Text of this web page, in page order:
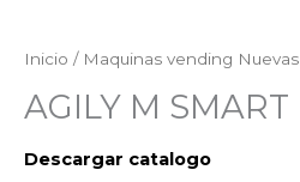
Inicio / Maquinas vending Nuevas
AGILY M SMART
Descargar catalogo